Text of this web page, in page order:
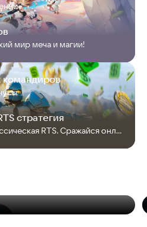
мир меча и магии!
командиров
стратегия
Настоящая классическая RTS. Сражайся онлайн в PvP, PvE, coop!